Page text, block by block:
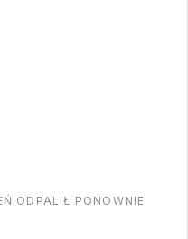
ODPALIŁ PONOWNIE